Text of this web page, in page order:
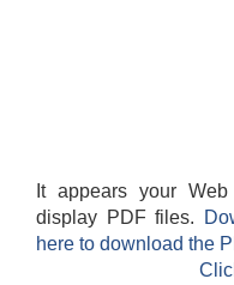
It appears your
display PDF files.
here to download the